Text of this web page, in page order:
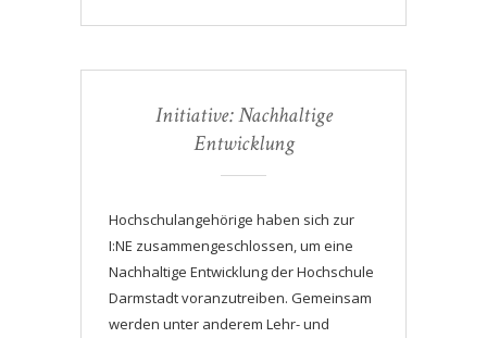
Initiative: Nachhaltige
Entwicklung
Hochschulangehörige haben sich zur
I:NE zusammengeschlossen, um eine
Nachhaltige Entwicklung der Hochschule
Darmstadt voranzutreiben. Gemeinsam
werden unter anderem Lehr- und